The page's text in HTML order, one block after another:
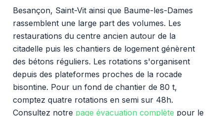
Besançon, Saint-Vit ainsi que Baume-les-Dames
rassemblent une large part des volumes. Les
restaurations du centre ancien autour de la
citadelle puis les chantiers de logement génèrent
des bétons réguliers. Les rotations s'organisent
depuis des plateformes proches de la rocade
bisontine. Pour un fond de chantier de 80 t,
comptez quatre rotations en semi sur 48h.
Consultez notre page évacuation complète pour le